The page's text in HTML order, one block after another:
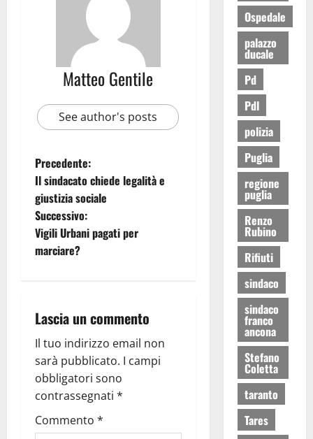
Matteo Gentile
See author's posts
Precedente:
Il sindacato chiede legalità e
giustizia sociale
Successivo:
Vigili Urbani pagati per
marciare?
Lascia un commento
Il tuo indirizzo email non
sarà pubblicato. I campi
obbligatori sono
contrassegnati *
Commento *
Ospedale
palazzo
ducale
Pd
Pdl
polizia
Puglia
regione
puglia
Renzo
Rubino
Rifiuti
sindaco
sindaco
franco
ancona
Stefano
Coletta
taranto
Tares